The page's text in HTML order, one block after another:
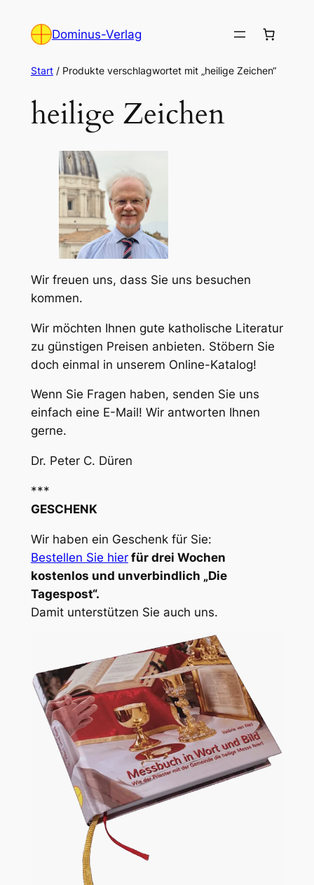
Inhalt
Dominus-Verlag
Start/ Produkte verschlagwortet mit „heilige Zeichen“
heilige Zeichen
Wir freuen uns, dass Sie uns besuchen
kommen.
Wir möchten Ihnen gute katholische Literatur
zu günstigen Preisen anbieten. Stöbern Sie
doch einmal in unserem Online-Katalog!
Wenn Sie Fragen haben, senden Sie uns
einfach eine E-Mail! Wir antworten Ihnen
gerne.
Dr. Peter C. Düren
***
GESCHENK
Wir haben ein Geschenk für Sie:
Bestellen Sie hier für drei Wochen
kostenlos und unverbindlich „Die
Tagespost“.
Damit unterstützen Sie auch uns.